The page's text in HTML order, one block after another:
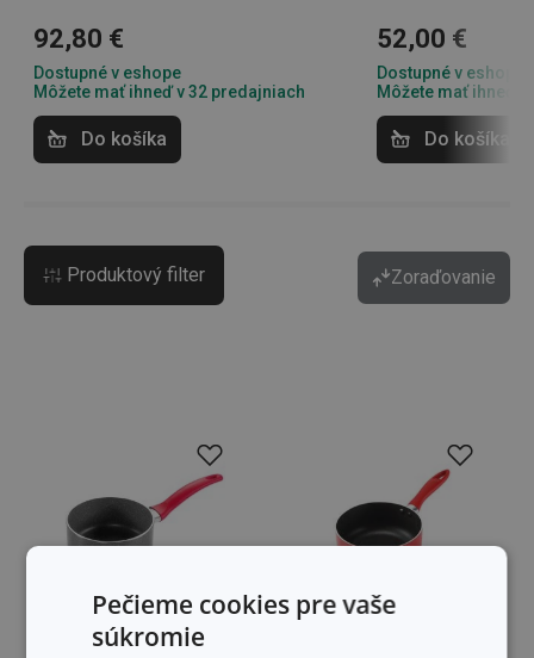
92,80 €
Dostupné v eshope
Môžete mať ihneď v 32 predajniach
Do košíka
52,00 €
Dostupné v eshope
Môžete mať ihneď
Do košíka
Produktový filter Zoraďovanie
Pečieme cookies pre vaše
súkromie